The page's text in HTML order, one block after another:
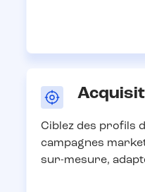
Ciblez des profils
campagnes
sur-mesure,